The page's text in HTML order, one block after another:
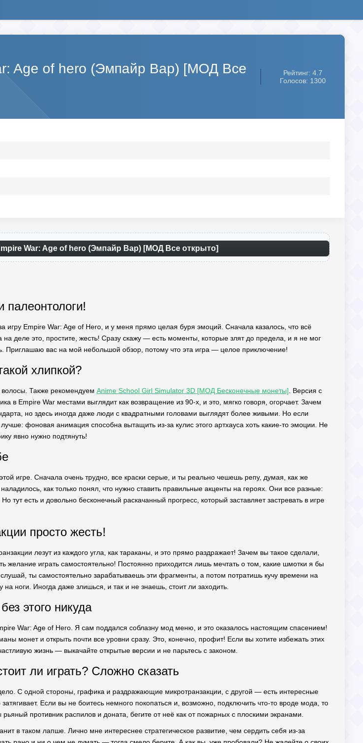
Age of hero (Эмпайр Вар) [МОД Все
Рейтинг: 4.7
Голосов: 1300
War: Age of hero (Эмпайр Вар) [МОД Все открыто]
палеонтологи!
игру Empire War: Age of Hero, и у меня прямо целая буря эмоций. Сначала казалось, что всё
на деле это, простите, жесть! Сразу скажу — есть моменты, которые злят до предела, и я не мог
Приглашаю вас на мой небольшой обзор, потому что эта игра — целое приключение!
хлипкой?
Также рекомендуем Anime School Girl Simulator 3D [МОД Бесконечные монеты] . Версия с
в Empire War местами выглядит как возвращение из 90-х, и это, мягко говоря, огорчает. Зачем
но здесь иногда даже люди с квадратными головами выглядят более живыми. Но если
фоновая анимация способна вытащить из-за кулис этого артхауса хоть какие-то эмоции. Не
явно нужно подтянуть!
игре. Сначала очень трудно, все краски серые, и ты реально чешешь репу, думая, как же
как только понял, что нужно ставить правильные акценты на героях. Они все разные:
тут есть и довольно бесконечный раскачанный прогресс, который заставляет застревать в игре
просто жесть!
лезут из каждого угла, как тараканы, и это прямо раздражает! Зачем вы такое сделали,
желание играть самостоятельно! Постоянно приходится лишь мечтать о том, какие шмотки я бы
ты самостоятельно зарабатываешь эти фрагменты, а потом потратишь кучу времени на
ноги. Иногда даже злишься, и так и не знаешь, стоит ли заходить.
этого никуда
War: Age of Hero. Я сам поддался соблазну мод меню, и это оказалось настоящим спасением!
монет и открыть почти все уровни сразу. Это, конечно, профит! Если вы хотите избежать этих
жизнь — выкачайте открытые версии и не парьтесь с законом.
ли играть? Сложно сказать
С одной стороны, графика и раздражающие микротранзакции, с другой — есть интересные
Если вы не боитесь немного покопаться и, возможно, подключить что-то вроде мода, то
противник распилов и доната, бегите от неё как от пожарных с плоскими экранами.
в таком лапше. Лично мне интереснее стратегическое развитие, чем сердить себя из-за